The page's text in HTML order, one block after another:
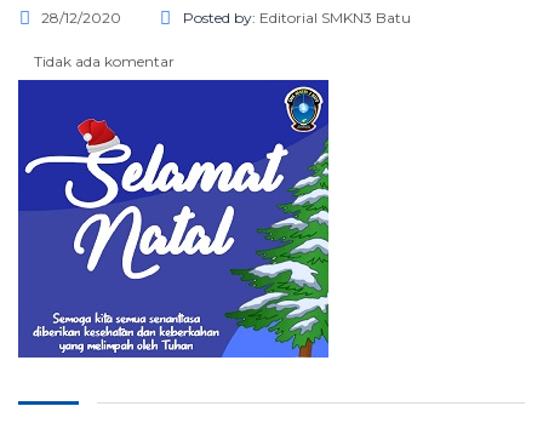
28/12/2020 Posted by: Editorial SMKN3 Batu
Tidak ada komentar